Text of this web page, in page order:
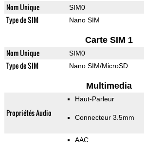
Nom Unique SIM0
Type de SIM Nano SIM
Carte SIM 1
Nom Unique SIM0
Type de SIM Nano SIM/MicroSD
Multimedia
Propriétés Audio
Haut-Parleur
Connecteur 3.5mm
AAC